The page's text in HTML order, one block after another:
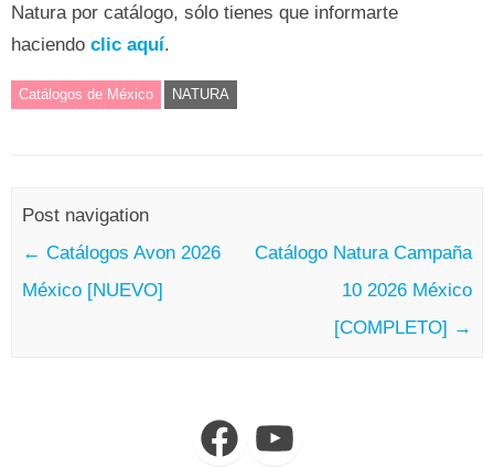
Natura por catálogo, sólo tienes que informarte
haciendo clic aquí.
Catálogos de México NATURA
Post navigation
← Catálogos Avon 2026
México [NUEVO]
Catálogo Natura Campaña
10 2026 México
[COMPLETO] →
FacebookYouTube